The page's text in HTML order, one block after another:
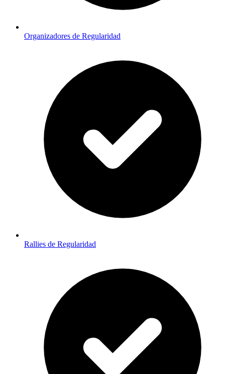
Organizadores de Regularidad
Rallies de Regularidad